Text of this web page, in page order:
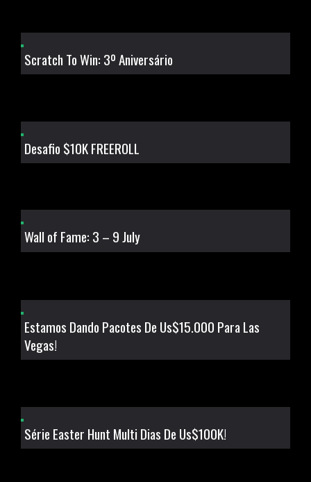
Scratch To Win: 3º Aniversário
Desafio $10K FREEROLL
Wall of Fame: 3 – 9 July
Estamos Dando Pacotes De Us$15.000 Para Las
Vegas!
Série Easter Hunt Multi Dias De Us$100K!